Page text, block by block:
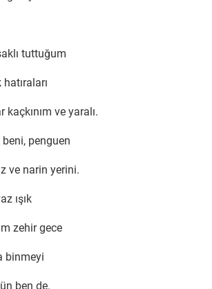
tuttuğum
hatıraları
ve yaralı.
penguen
ve narin yerini.
ışık
zehir gece
binmeyi
ben de.